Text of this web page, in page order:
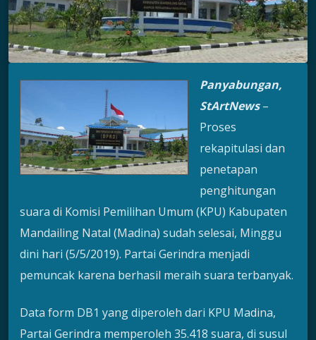
Panyabungan,
StArtNews–
Proses
rekapitulasi dan
penetapan
penghitungan
suara di Komisi Pemilihan Umum (KPU) Kabupaten
Mandailing Natal (Madina) sudah selesai, Minggu
dini hari (5/5/2019). Partai Gerindra menjadi
pemuncak karena berhasil meraih suara terbanyak.
Data form DB1 yang diperoleh dari KPU Madina,
Partai Gerindra memperoleh 35.418 suara, di susul